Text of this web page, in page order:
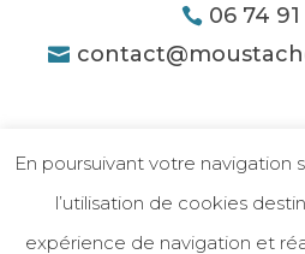
06 74
En poursuivant votre navigation
l’utilisation de cookies
expérience de navigation et